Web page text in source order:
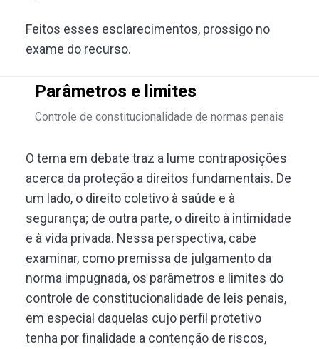
Feitos esses esclarecimentos, prossigo no
exame do recurso.
Parâmetros e limites
Controle de constitucionalidade de normas penais
O tema em debate traz a lume contraposições
acerca da proteção a direitos fundamentais. De
um lado, o direito coletivo à saúde e à
segurança; de outra parte, o direito à intimidade
e à vida privada. Nessa perspectiva, cabe
examinar, como premissa de julgamento da
norma impugnada, os parâmetros e limites do
controle de constitucionalidade de leis penais,
em especial daquelas cujo perfil protetivo
tenha por finalidade a contenção de riscos,